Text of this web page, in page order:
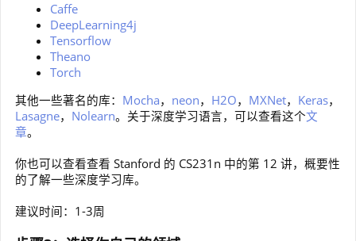
Caffe
DeepLearning4j
Tensorflow
Theano
Torch
其他一些著名的库： Mocha， neon， H2O， MXNet， Keras，
Lasagne， Nolearn。关于深度学习语言，可以查看这个文
章。
你也可以查看查看 Stanford 的 CS231n 中的第 12 讲，概要性
的了解一些深度学习库。
建议时间：1-3周